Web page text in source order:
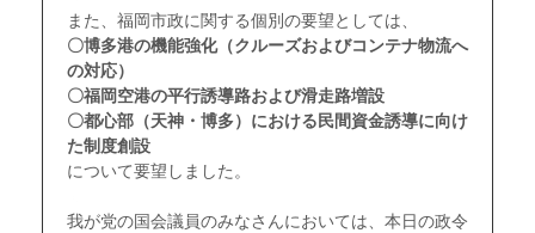
また、福岡市政に関する個別の要望としては、
〇博多港の機能強化（クルーズおよびコンテナ物流へ
の対応）
〇福岡空港の平行誘導路および滑走路増設
〇都心部（天神・博多）における民間資金誘導に向け
た制度創設
について要望しました。
我が党の国会議員のみなさんにおいては、本日の政令